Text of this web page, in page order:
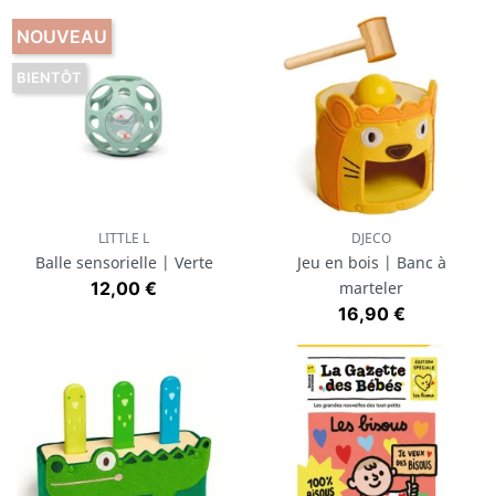
LITTLE L
Balle sensorielle | Verte
Prix
12,00 €
NOUVEAU
BIENTÔT
DJECO
Jeu en bois | Banc à
marteler
Prix
16,90 €